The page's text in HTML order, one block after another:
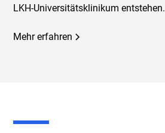
LKH-Universitätsklinikum entstehen.
Mehr erfahren